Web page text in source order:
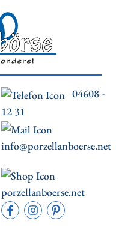
04608 -
12 31
info@porzellanboerse.net
porzellanboerse.net